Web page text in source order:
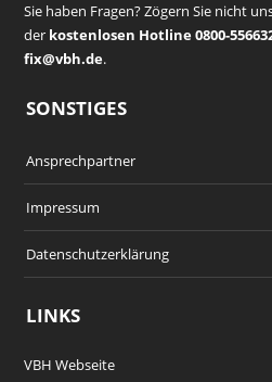
Sie haben Fragen? Zögern Sie nicht
der kostenlosen Hotline 0800-
fix@vbh.de.
SONSTIGES
Ansprechpartner
Impressum
Datenschutzerklärung
LINKS
VBH Webseite